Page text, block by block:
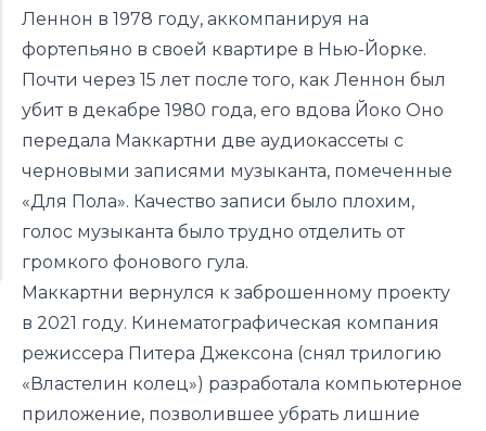
Леннон в 1978 году, аккомпанируя на
фортепьяно в своей квартире в Нью-Йорке.
Почти через 15 лет после того, как Леннон был
убит в декабре 1980 года, его вдова Йоко Оно
передала Маккартни две аудиокассеты с
черновыми записями музыканта, помеченные
«Для Пола». Качество записи было плохим,
голос музыканта было трудно отделить от
громкого фонового гула.
Маккартни вернулся к заброшенному проекту
в 2021 году. Кинематографическая компания
режиссера Питера Джексона (снял трилогию
«Властелин колец») разработала компьютерное
приложение, позволившее убрать лишние